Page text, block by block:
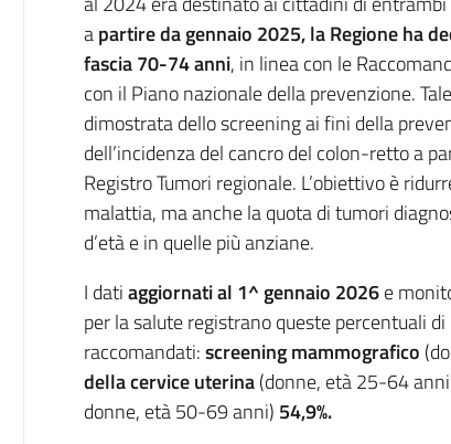
apartire da gennaio 2025, la Regione ha
fascia 70-74 anni, in linea con le
con il Piano nazionale della prevenzione.
dimostrata dello screening ai fini della
dell’incidenza del cancro del colon-retto a
Registro Tumori regionale. L’obiettivo è
malattia, ma anche la quota di tumori
d’età e in quelle più anziane.
I datiaggiornati al 1^ gennaio 2026e
per la salute registrano queste percentuali
raccomandati:screening mammografico
dellacervice uterina(donne, età 25-64
donne, età 50-69 anni) 54,9%.